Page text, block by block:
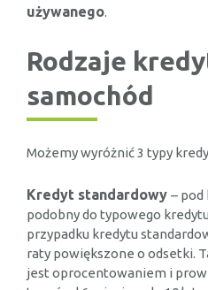
używanego.
Rodzaje
samochód
Możemy wyróżnić 3 typy
Kredyt standardowy – pod
podobny do typowego
przypadku kredytu
raty powiększone o odsetki.
jest oprocentowaniem i